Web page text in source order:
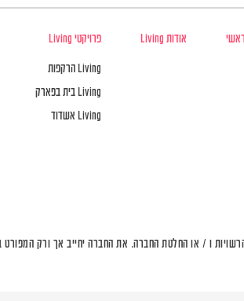
ראשי אודות Living פרויקטי Living
Living הרקפות
Living בית בפארק
Living אשדוד
ו / או החלטת החברה. את החברה יחייב אך ורק המפורט